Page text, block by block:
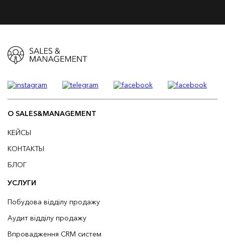
О SALES&MANAGEMENT
КЕЙСЫ
КОНТАКТЫ
БЛОГ
УСЛУГИ
Побудова відділу продажу
Аудит відділу продажу
Впровадження CRM систем